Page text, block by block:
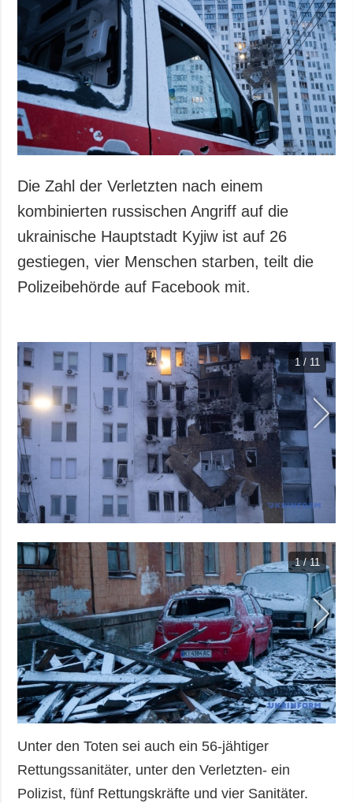
Die Zahl der Verletzten nach einem
kombinierten russischen Angriff auf die
ukrainische Hauptstadt Kyjiw ist auf 26
gestiegen, vier Menschen starben, teilt die
Polizeibehörde auf Facebook mit.
1 / 11
1 / 11
Unter den Toten sei auch ein 56-jähtiger
Rettungssanitäter, unter den Verletzten- ein
Polizist, fünf Rettungskräfte und vier Sanitäter.